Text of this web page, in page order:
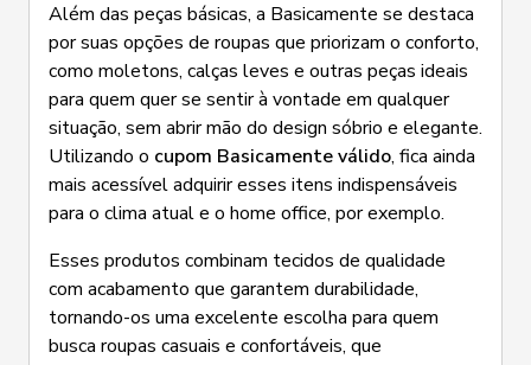
Além das peças básicas, a Basicamente se destaca
por suas opções de roupas que priorizam o conforto,
como moletons, calças leves e outras peças ideais
para quem quer se sentir à vontade em qualquer
situação, sem abrir mão do design sóbrio e elegante.
Utilizando o cupom Basicamente válido, fica ainda
mais acessível adquirir esses itens indispensáveis
para o clima atual e o home office, por exemplo.
Esses produtos combinam tecidos de qualidade
com acabamento que garantem durabilidade,
tornando-os uma excelente escolha para quem
busca roupas casuais e confortáveis, que